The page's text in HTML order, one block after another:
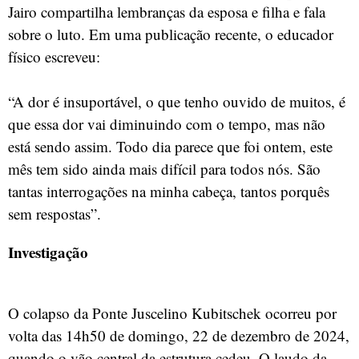
Jairo compartilha lembranças da esposa e filha e fala
sobre o luto. Em uma publicação recente, o educador
físico escreveu:
“A dor é insuportável, o que tenho ouvido de muitos, é
que essa dor vai diminuindo com o tempo, mas não
está sendo assim. Todo dia parece que foi ontem, este
mês tem sido ainda mais difícil para todos nós. São
tantas interrogações na minha cabeça, tantos porquês
sem respostas”.
Investigação
O colapso da Ponte Juscelino Kubitschek ocorreu por
volta das 14h50 de domingo, 22 de dezembro de 2024,